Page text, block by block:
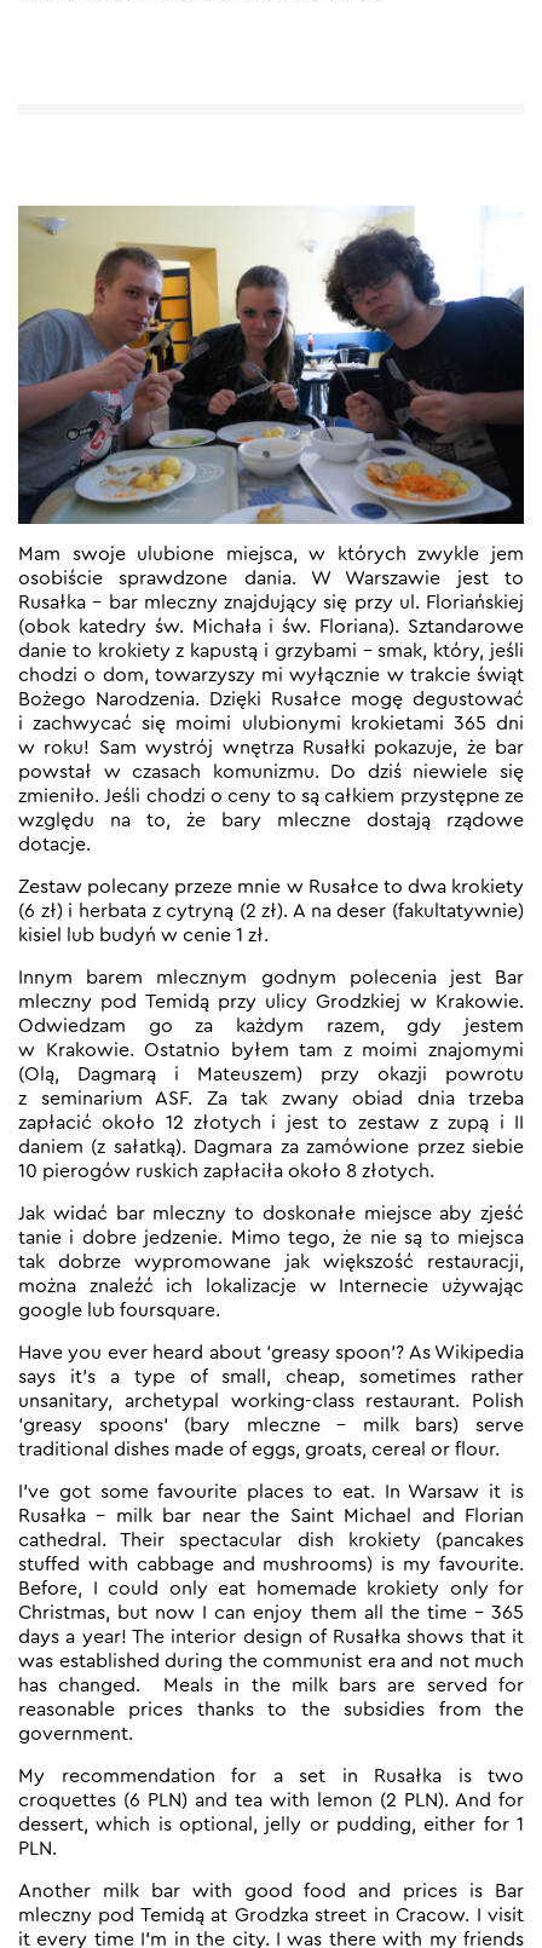
Mam swoje ulubione miejsca, w których zwykle jem
osobiście sprawdzone dania. W Warszawie jest to
Rusałka – bar mleczny znajdujący się przy ul. Floriańskiej
(obok katedry św. Michała i św. Floriana). Sztandarowe
danie to krokiety z kapustą i grzybami – smak, który, jeśli
chodzi o dom, towarzyszy mi wyłącznie w trakcie świąt
Bożego Narodzenia. Dzięki Rusałce mogę degustować
i zachwycać się moimi ulubionymi krokietami 365 dni
w roku! Sam wystrój wnętrza Rusałki pokazuje, że bar
powstał w czasach komunizmu. Do dziś niewiele się
zmieniło. Jeśli chodzi o ceny to są całkiem przystępne ze
względu na to, że bary mleczne dostają rządowe
dotacje.
Zestaw polecany przeze mnie w Rusałce to dwa krokiety
(6 zł) i herbata z cytryną (2 zł). A na deser (fakultatywnie)
kisiel lub budyń w cenie 1 zł.
Innym barem mlecznym godnym polecenia jest Bar
mleczny pod Temidą przy ulicy Grodzkiej w Krakowie.
Odwiedzam go za każdym razem, gdy jestem
w Krakowie. Ostatnio byłem tam z moimi znajomymi
(Olą, Dagmarą i Mateuszem) przy okazji powrotu
z seminarium ASF. Za tak zwany obiad dnia trzeba
zapłacić około 12 złotych i jest to zestaw z zupą i II
daniem (z sałatką). Dagmara za zamówione przez siebie
10 pierogów ruskich zapłaciła około 8 złotych.
Jak widać bar mleczny to doskonałe miejsce aby zjeść
tanie i dobre jedzenie. Mimo tego, że nie są to miejsca
tak dobrze wypromowane jak większość restauracji,
można znaleźć ich lokalizacje w Internecie używając
google lub foursquare.
Have you ever heard about ‘greasy spoon’? As Wikipedia
says it’s a type of small, cheap, sometimes rather
unsanitary, archetypal working-class restaurant. Polish
‘greasy spoons’ (bary mleczne – milk bars) serve
traditional dishes made of eggs, groats, cereal or flour.
I’ve got some favourite places to eat. In Warsaw it is
Rusałka – milk bar near the Saint Michael and Florian
cathedral. Their spectacular dish krokiety (pancakes
stuffed with cabbage and mushrooms) is my favourite.
Before, I could only eat homemade krokiety only for
Christmas, but now I can enjoy them all the time – 365
days a year! The interior design of Rusałka shows that it
was established during the communist era and not much
has changed. Meals in the milk bars are served for
reasonable prices thanks to the subsidies from the
government.
My recommendation for a set in Rusałka is two
croquettes (6 PLN) and tea with lemon (2 PLN). And for
dessert, which is optional, jelly or pudding, either for 1
PLN.
Another milk bar with good food and prices is Bar
mleczny pod Temidą at Grodzka street in Cracow. I visit
it every time I’m in the city. I was there with my friends